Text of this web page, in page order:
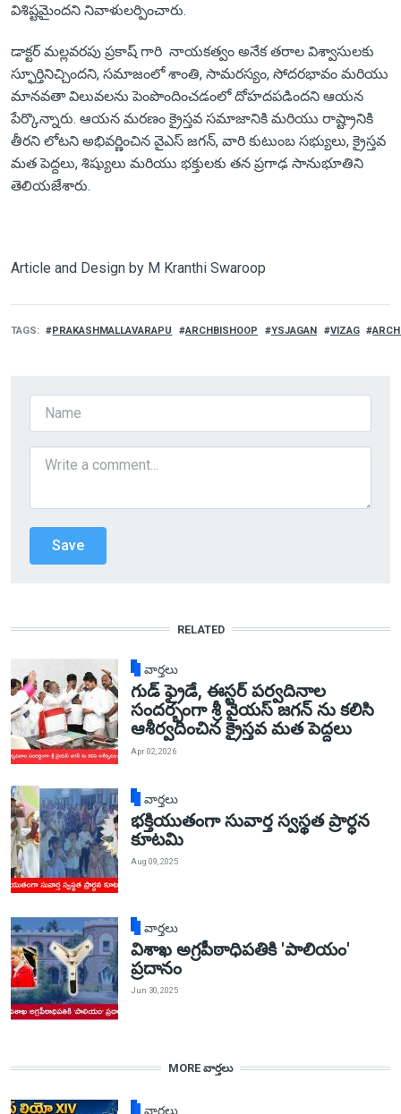
విశిష్టమైందని నివాళులర్పించారు.
డాక్టర్ మల్లవరపు ప్రకాష్ గారి నాయకత్వం అనేక తరాల విశ్వాసులకు
స్ఫూర్తినిచ్చిందని, సమాజంలో శాంతి, సామరస్యం, సోదరభావం మరియు
మానవతా విలువలను పెంపొందించడంలో దోహదపడిందని ఆయన
పేర్కొన్నారు. ఆయన మరణం క్రైస్తవ సమాజానికి మరియు రాష్ట్రానికి
తీరని లోటని అభివర్ణించిన వైఎస్ జగన్, వారి కుటుంబ సభ్యులు, క్రైస్తవ
మత పెద్దలు, శిష్యులు మరియు భక్తులకు తన ప్రగాఢ సానుభూతిని
తెలియజేశారు.
Article and Design by M Kranthi Swaroop
TAGS PRAKASHMALLAVARAPU ARCHBISHOOP YSJAGAN VIZAG
RELATED
వార్తలు
గుడ్ ఫ్రైడే, ఈస్టర్ పర్వదినాల
సందర్భంగా శ్రీ వైయస్ జగన్ ను కలిసి
ఆశీర్వదించిన క్రైస్తవ మత పెద్దలు
Apr 02, 2026
వార్తలు
భక్తియుతంగా సువార్త స్వస్థత ప్రార్ధన
కూటమి
Aug 09, 2025
వార్తలు
విశాఖ అగ్రపీఠాధిపతికి 'పాలియం'
ప్రదానం
Jun 30, 2025
MORE వార్తలు
వార్తలు